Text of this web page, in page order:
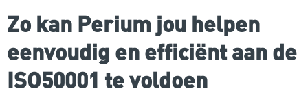
Zo kan Perium jou helpen
eenvoudig en efficiënt aan de
ISO50001 te voldoen